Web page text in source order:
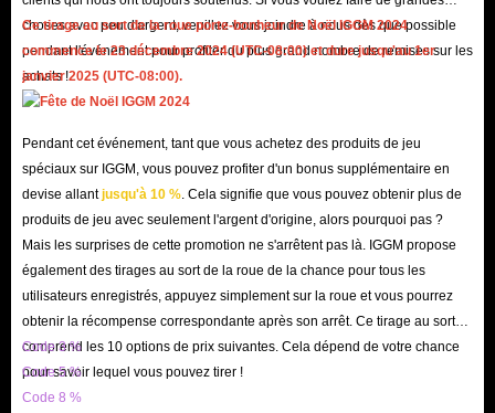
d'IGGM, vous pouvez également bénéficier de meilleures réductions pour
acheter de l'or Whitemane.gg moins cher. Vous pouvez même gagner une
certaine somme d'argent de poche pour vous-même, pourquoi ne pas le
faire ?
minutes ou moins car nous sommes tellement confiants dans notre
efficacité et bien approvisionnés. Peu importe que vous ayez des questions
lorsque vous achetez Whitemane Gold, nous ferons de notre mieux pour
résoudre vos problèmes.
Étapes pour acheter Whitemane Maelstrom Gold
sur IGGM.com
1. Sélectionnez le serveur « Maelstrom Alliance » ou « Maelstrom Horde »
choses avec peu d'argent, veuillez vous joindre à nous dès que possible
pendant l'événement pour profiter du plus grand nombre de remises sur les
achats !
Ce tirage au sort de la roue porte-bonheur de Noël IGGM 2024
commence le 23 décembre 2024 (UTC-08:00) et dure jusqu'au 1er
janvier 2025 (UTC-08:00).
Pendant cet événement, tant que vous achetez des produits de jeu
spéciaux sur IGGM, vous pouvez profiter d'un bonus supplémentaire en
devise allantjusqu'à 10 % . Cela signifie que vous pouvez obtenir plus de
produits de jeu avec seulement l'argent d'origine, alors pourquoi pas ?
Mais les surprises de cette promotion ne s'arrêtent pas là. IGGM propose
également des tirages au sort de la roue de la chance pour tous les
utilisateurs enregistrés, appuyez simplement sur la roue et vous pourrez
obtenir la récompense correspondante après son arrêt. Ce tirage au sort
comprend les 10 options de prix suivantes. Cela dépend de votre chance
pour savoir lequel vous pouvez tirer !
Code 3 %
Code 5 %
Code 8 %